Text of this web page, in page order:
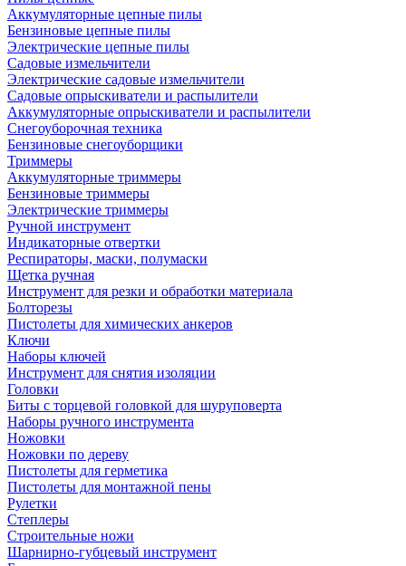
Аккумуляторные цепные пилы
Бензиновые цепные пилы
Электрические цепные пилы
Садовые измельчители
Электрические садовые измельчители
Садовые опрыскиватели и распылители
Аккумуляторные опрыскиватели и распылители
Снегоуборочная техника
Бензиновые снегоуборщики
Триммеры
Аккумуляторные триммеры
Бензиновые триммеры
Электрические триммеры
Ручной инструмент
Индикаторные отвертки
Респираторы, маски, полумаски
Щетка ручная
Инструмент для резки и обработки материала
Болторезы
Пистолеты для химических анкеров
Ключи
Наборы ключей
Инструмент для снятия изоляции
Головки
Биты с торцевой головкой для шуруповерта
Наборы ручного инструмента
Ножовки
Ножовки по дереву
Пистолеты для герметика
Пистолеты для монтажной пены
Рулетки
Степлеры
Строительные ножи
Шарнирно-губцевый инструмент